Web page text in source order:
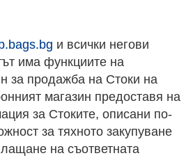
и всички негови
има функциите на
за продажба на Стоки на
магазин предоставя на
за Стоките, описани по-
за тяхното закупуване
на съответната